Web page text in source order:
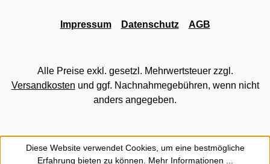
Impressum Datenschutz AGB
Alle Preise exkl. gesetzl. Mehrwertsteuer zzgl.
Versandkosten und ggf. Nachnahmegebühren, wenn nicht
anders angegeben.
Diese Website verwendet Cookies, um eine bestmögliche
Erfahrung bieten zu können. Mehr Informationen ...